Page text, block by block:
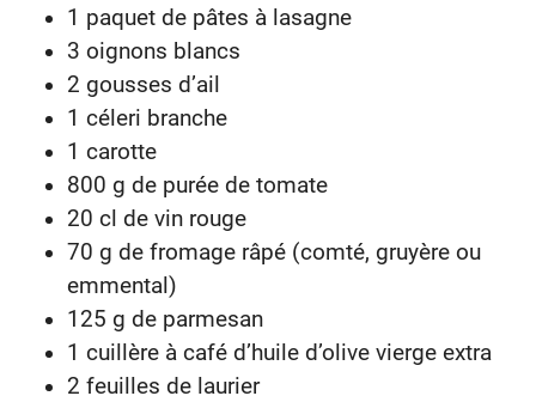
1 paquet de pâtes à lasagne
3 oignons blancs
2 gousses d’ail
1 céleri branche
1 carotte
800 g de purée de tomate
20 cl de vin rouge
70 g de fromage râpé (comté, gruyère ou
emmental)
125 g de parmesan
1 cuillère à café d’huile d’olive vierge extra
2 feuilles de laurier